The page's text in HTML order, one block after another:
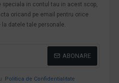
in contul tau in acest scop,
oricand pe email pentru orice
datele tale personale.
ABONARE
Politica de Confidentialitate